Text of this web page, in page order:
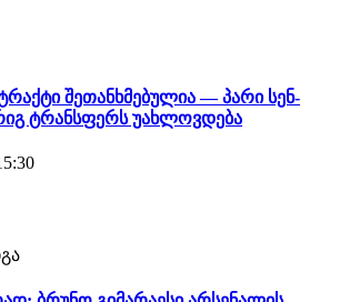
შეთანხმებულია — პარი სენ-
ტრანსფერს უახლოვდება